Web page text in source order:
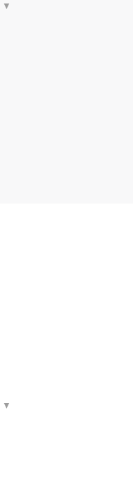
▼
▼